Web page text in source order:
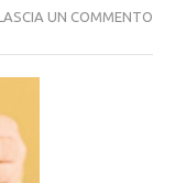
UN COMMENTO